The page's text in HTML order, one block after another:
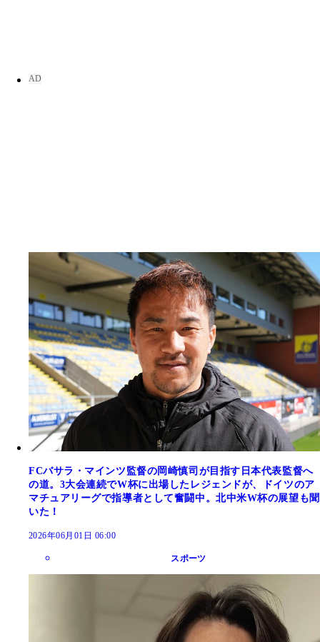
FCバサラ・マインツ監督の岡崎慎司が目指す日本代表監督へ
の道。3大会連続でW杯に出場したレジェンドが、ドイツのア
マチュアリーグで指導者として奮闘中。北中米W杯の展望も聞
いた！
2026年06月01日 06:00
スポーツ